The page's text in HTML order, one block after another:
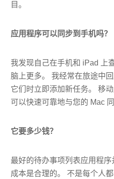
目。
应用程序可以同步到手机吗？
我发现自己在手机和 iPad 上
脑上更多。 我经常在旅途中
它们时立即添加新任务。 移
可以快速可靠地与您的 Mac 同
它要多少钱？
最好的待办事项列表应用程
成本是合理的。 不是每个人